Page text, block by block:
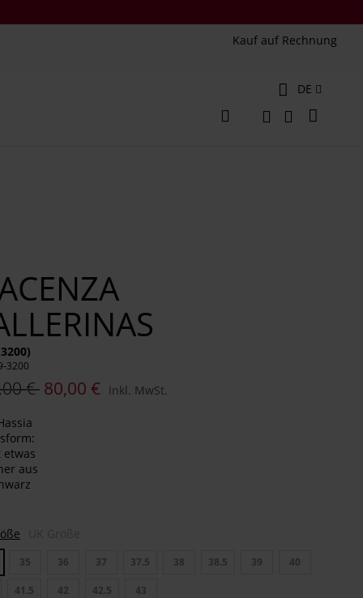
Kauf auf Rechnung
Sprache
DE
Veränderung
3200
€ 80,00 € Inkl. MwSt.
35 36 37 37.5 38 38.5 39 40
41.5 42 42.5 43